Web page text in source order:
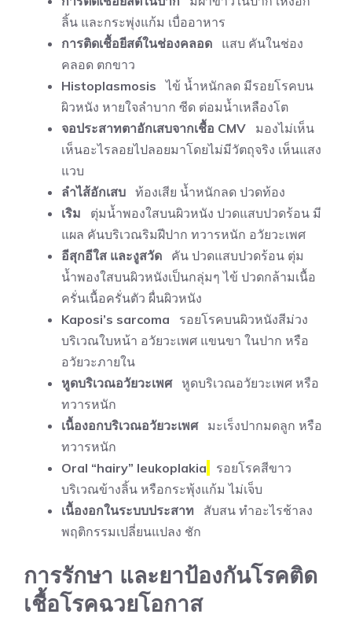
ลิ้น และกระพุ่งแก้ม เบื่ออาหาร
การติดเชื้อยีสต์ในช่องคลอด แสบ คันในช่อง
คลอด ตกขาว
Histoplasmosis ไข้ น้ำหนักลด มีรอยโรคบน
ผิวหนัง หายใจลำบาก ซีด ต่อมน้ำเหลืองโต
จอประสาทตาอักเสบจากเชื้อ CMV มองไม่เห็น
เห็นอะไรลอยไปลอยมาโดยไม่มีวัตถุจริง เห็นแสง
แวบ
ลำไส้อักเสบ ท้องเสีย น้ำหนักลด ปวดท้อง
เริม ตุ่มน้ำพองใสบนผิวหนัง ปวดแสบปวดร้อน มี
แผล คันบริเวณริมฝีปาก ทวารหนัก อวัยวะเพศ
อีสุกอีใส และงูสวัด
คัน ปวดแสบปวดร้อน ตุ่ม
น้ำพองใสบนผิวหนังเป็นกลุ่มๆ ไข้ ปวดกล้ามเนื้อ
ครั่นเนื้อครั่นตัว ผื่นผิวหนัง
Kaposi’s sarcoma
รอยโรคบนผิวหนังสีม่วง
บริเวณใบหน้า อวัยวะเพศ แขนขา ในปาก หรือ
อวัยวะภายใน
หูดบริเวณอวัยวะเพศหูดบริเวณอวัยวะเพศ หรือ
ทวารหนัก
เนื้องอกบริเวณอวัยวะเพศมะเร็งปากมดลูก หรือ
ทวารหนัก
Oral “hairy” leukoplakia
รอยโรคสีขาว
บริเวณข้างลิ้น หรือกระพุ้งแก้ม ไม่เจ็บ
เนื้องอกในระบบประสาท สับสน ทำอะไรช้าลง
พฤติกรรมเปลี่ยนแปลง ชัก
การรักษา และยาป้องกันโรคติด
เชื้อโรคฉวยโอกาส